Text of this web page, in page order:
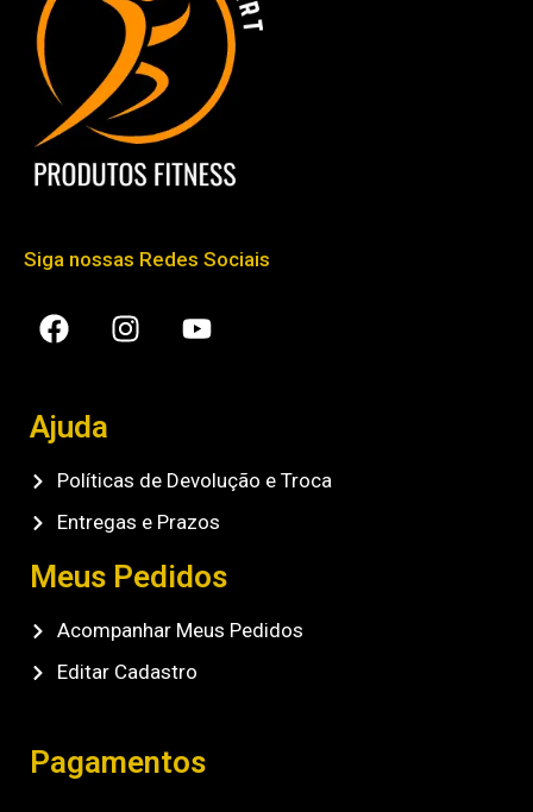
Siga nossas Redes Sociais
Ajuda
Políticas de Devolução e Troca
Entregas e Prazos
Meus Pedidos
Acompanhar Meus Pedidos
Editar Cadastro
Pagamentos